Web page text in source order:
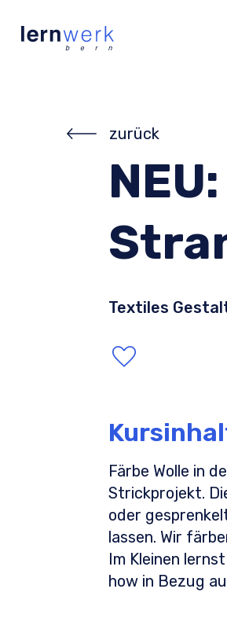
zurück
Textiles
Färbe Wolle in
Strickprojekt.
oder
lassen. Wir
Im Kleinen
how in Bezug